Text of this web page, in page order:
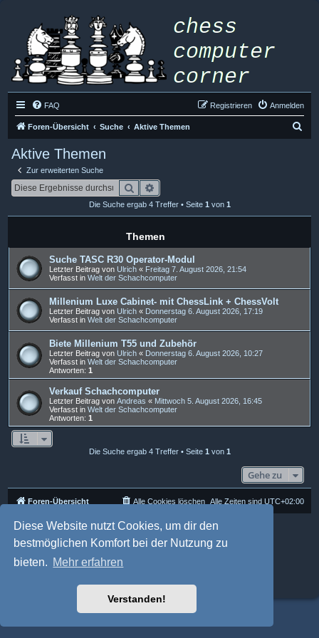
Diese Website nutzt Cookies, um dir den
bestmöglichen Komfort bei der Nutzung zu
bieten. Mehr erfahren
Verstanden!
FAQ Anmelden
Registrieren
Foren-Übersicht Suche Aktive Themen
Aktive Themen
Zur erweiterten Suche
Suche
Die Suche ergab 4 Treffer • Seite 1 von 1
Themen
Suche TASC R30 Operator-Modul
Letzter Beitrag von Ulrich « Freitag 7. August 2026, 21:54
Verfasst in Welt der Schachcomputer
Millenium Luxe Cabinet- mit ChessLink + ChessVolt
Letzter Beitrag von Ulrich « Donnerstag 6. August 2026, 17:19
Verfasst in Welt der Schachcomputer
Biete Millenium T55 und Zubehör
Letzter Beitrag von Ulrich « Donnerstag 6. August 2026, 10:27
Verfasst in Welt der Schachcomputer
Antworten: 1
Verkauf Schachcomputer
Letzter Beitrag von Andreas « Mittwoch 5. August 2026, 16:45
Verfasst in Welt der Schachcomputer
Antworten: 1
Die Suche ergab 4 Treffer • Seite 1 von 1
Gehe zu
Foren-Übersicht Alle Zeiten sind UTC+02:00
Alle Cookies löschen
Powered byphpBB® Forum Software © phpBB Limited
Deutsche Übersetzung durchphpBB.de
phpBB-Style-Design
phpBB Two Factor Authentication ©